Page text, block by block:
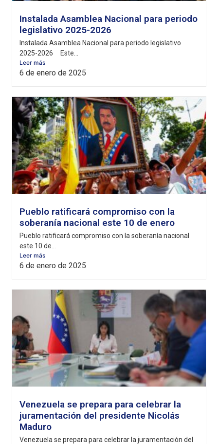
Instalada Asamblea Nacional para periodo
legislativo 2025-2026
Instalada Asamblea Nacional para periodo legislativo
2025-2026 Este...
Leer más
6 de enero de 2025
Pueblo ratificará compromiso con la
soberanía nacional este 10 de enero
Pueblo ratificará compromiso con la soberanía nacional
este 10 de...
Leer más
6 de enero de 2025
Venezuela se prepara para celebrar la
juramentación del presidente Nicolás
Maduro
Venezuela se prepara para celebrar la juramentación del